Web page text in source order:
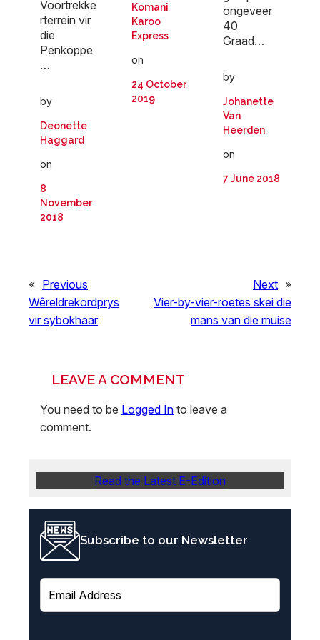
Voortrekke
rterrein vir
die
Penkoppe
…
by
Deonette
Haggard
on
8
November
2018
Komani
Karoo
Express
on
24 October
2019
ongeveer
40
Graad…
by
Johanette
Van
Heerden
on
7 June 2018
« Previous
Wêreldrekordprys
vir sybokhaar
Next »
Vier-by-vier-roetes skei die
mans van die muise
LEAVE A COMMENT
You need to be Logged In to leave a
comment.
Read the Latest E-Edition
Subscribe to our Newsletter
E